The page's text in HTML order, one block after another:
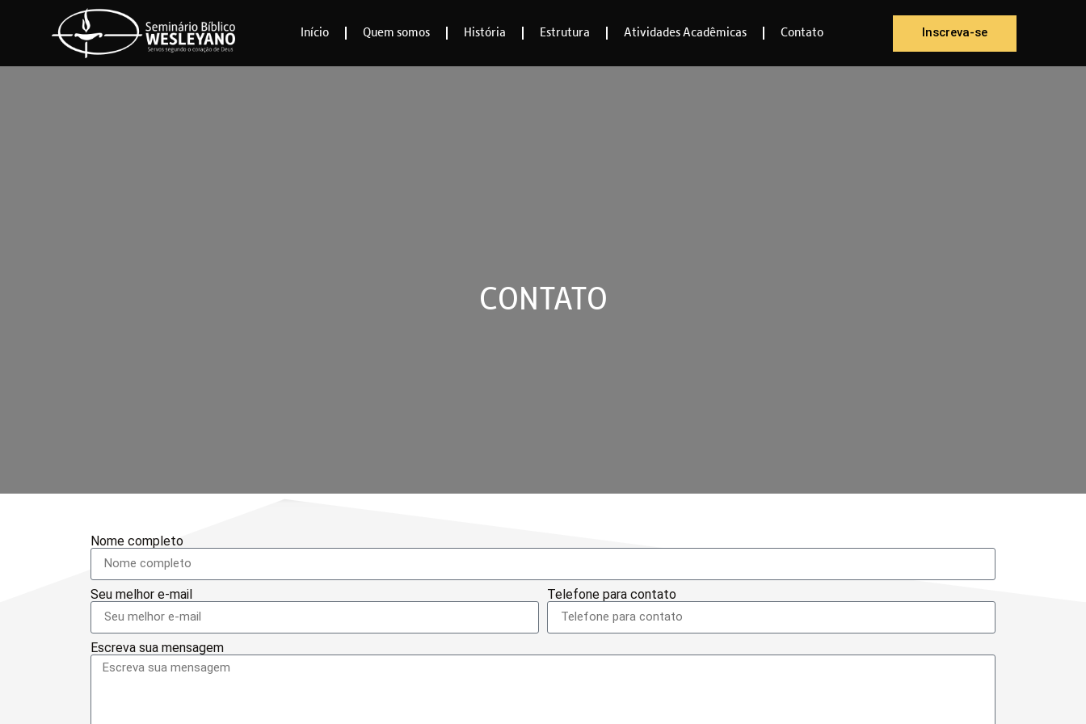
Início Quem somos História Estrutura Atividades Acadêmicas Contato Inscreva-se
CONTATO
Nome completo
Seu melhor e-mail Telefone para contato
Escreva sua mensagem